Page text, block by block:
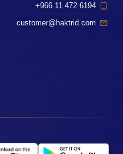
+966 11 472 6194
customer@haktrid.com